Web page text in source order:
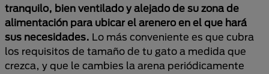
tranquilo, bien ventilado y alejado de su zona de
alimentación para ubicar el arenero en el que hará
sus necesidades. Lo más conveniente es que cubra
los requisitos de tamaño de tu gato a medida que
crezca, y que le cambies la arena periódicamente